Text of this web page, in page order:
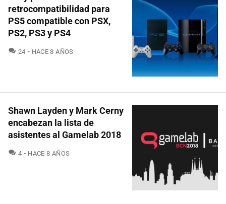
retrocompatibilidad para
PS5 compatible con PSX,
PS2, PS3 y PS4
24 COMENTARIOS
HACE 8 AÑOS
Shawn Layden y Mark Cerny
encabezan la lista de
asistentes al Gamelab 2018
4 COMENTARIOS
HACE 8 AÑOS